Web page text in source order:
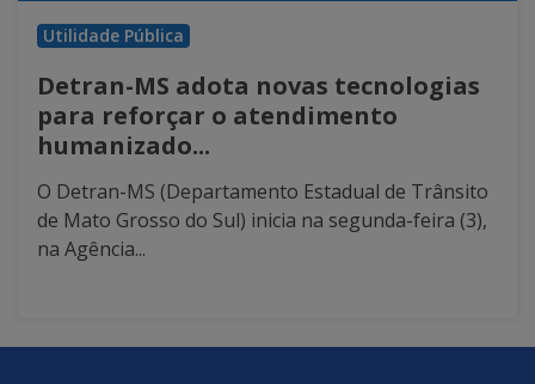
Utilidade Pública
Detran-MS adota novas tecnologias
para reforçar o atendimento
humanizado...
O Detran-MS (Departamento Estadual de Trânsito
de Mato Grosso do Sul) inicia na segunda-feira (3),
na Agência...